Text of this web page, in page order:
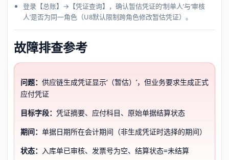
登录【总账】→【凭证查询】，确认暂估凭证的‘制单人’与‘审核
人’是否为同一角色（U8默认限制跨角色修改暂估凭证）。
故障排查参考
问题： 供应链生成凭证显示‘（暂估）’，但业务要求生成正式
应付凭证
目标字段： 凭证摘要、应付科目、原始单据结算状态
期间： 单据日期所在会计期间（非生成凭证时选择的期间）
状态： 入库单已审核、发票号为空、结算状态=未结算